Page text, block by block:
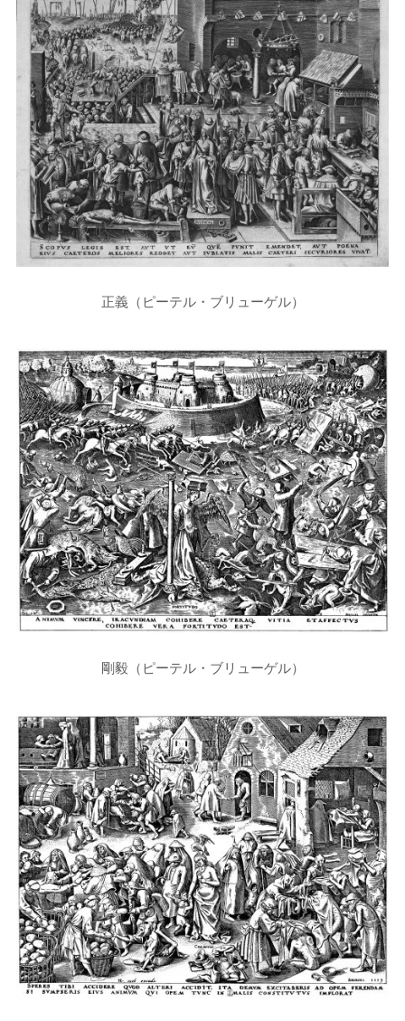
正義（ピーテル・ブリューゲル）
剛毅（ピーテル・ブリューゲル）